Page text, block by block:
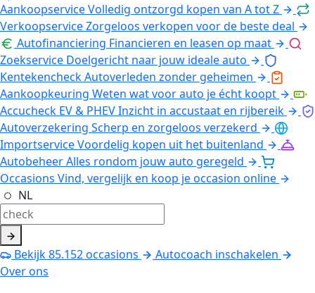
AankoopserviceVolledig ontzorgd kopen van A tot Z
VerkoopserviceZorgeloos verkopen voor de beste deal
Autofinanciering Financieren en leasen op maat
Zoekservice Doelgericht naar jouw ideale auto
KentekencheckAutoverleden zonder geheimen
Aankoopkeuring Weten wat voor auto je écht koopt
Accucheck EV & PHEVInzicht in accustaat en rijbereik
Autoverzekering Scherp en zorgeloos verzekerd
ImportserviceVoordelig kopen uit het buitenland
AutobeheerAlles rondom jouw auto geregeld
Occasions Vind, vergelijk en koop je occasion online
NL
Bekijk85.152occasions
Autocoach inschakelen
Over ons